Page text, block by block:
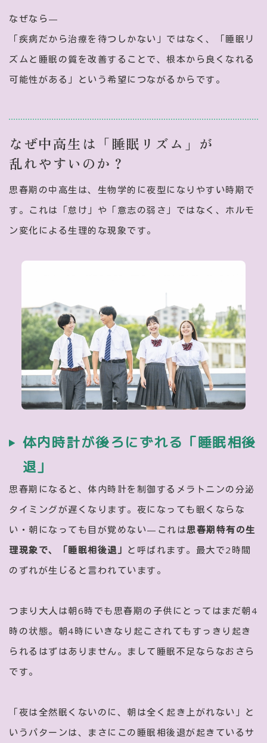
なぜなら—
「疾病だから治療を待つしかない」ではなく、「睡眠リ
ズムと睡眠の質を改善することで、根本から良くなれる
可能性がある」という希望につながるからです。
なぜ中高生は「睡眠リズム」が
乱れやすいのか？
思春期の中高生は、生物学的に夜型になりやすい時期で
す。これは「怠け」や「意志の弱さ」ではなく、ホルモ
ン変化による生理的な現象です。
体内時計が後ろにずれる「睡眠相後
退」
思春期になると、体内時計を制御するメラトニンの分泌
タイミングが遅くなります。夜になっても眠くならな
い・朝になっても目が覚めない—これは思春期特有の生
理現象で、「睡眠相後退」 と呼ばれます。最大で2時間
のずれが生じると言われています。
つまり大人は朝6時でも思春期の子供にとってはまだ朝4
時の状態。朝4時にいきなり起こされてもすっきり起き
られるはずはありません。まして睡眠不足ならなおさら
です。
「夜は全然眠くないのに、朝は全く起き上がれない」と
いうパターンは、まさにこの睡眠相後退が起きているサ